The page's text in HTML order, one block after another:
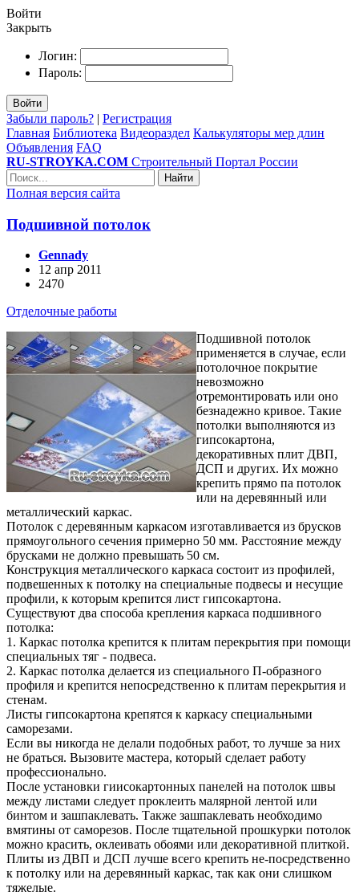
Войти
Закрыть
Логин:
Пароль:
Войти
Забыли пароль? | Регистрация
Главная Библиотека Видеораздел Калькуляторы мер длин
Объявления FAQ
RU-STROYKA.COM Строительный Портал России
Найти
Полная версия сайта
Подшивной потолок
Gennady
12 апр 2011
2470
Отделочные работы
Подшивной потолок
применяется в случае, если
потолочное покрытие
невозможно
отремонтировать или оно
безнадежно кривое. Такие
потолки выполняются из
гипсокартона,
декоративных плит ДВП,
ДСП и других. Их можно
крепить прямо па потолок
или на деревянный или
металлический каркас.
Потолок с деревянным каркасом изготавливается из брусков
прямоугольного сечения примерно 50 мм. Расстояние между
брусками не должно превышать 50 см.
Конструкция металлического каркаса состоит из профилей,
подвешенных к потолку на специальные подвесы и несущие
профили, к которым крепится лист гипсокартона.
Существуют два способа крепления каркаса подшивного
потолка:
1. Каркас потолка крепится к плитам перекрытия при помощи
специальных тяг - подвеса.
2. Каркас потолка делается из специального П-образного
профиля и крепится непосредственно к плитам перекрытия и
стенам.
Листы гипсокартона крепятся к каркасу специальными
саморезами.
Если вы никогда не делали подобных работ, то лучше за них
не браться. Вызовите мастера, который сделает работу
профессионально.
После установки гиисокартонных панелей на потолок швы
между листами следует проклеить малярной лентой или
бинтом и зашпаклевать. Также зашпаклевать необходимо
вмятины от саморезов. После тщательной прошкурки потолок
можно красить, оклеивать обоями или декоративной плиткой.
Плиты из ДВП и ДСП лучше всего крепить не-посредственно
к потолку или на деревянный каркас, так как они слишком
тяжелые.